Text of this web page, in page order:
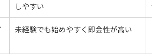
しやすい
未経験でも始めやすく即金性が高い